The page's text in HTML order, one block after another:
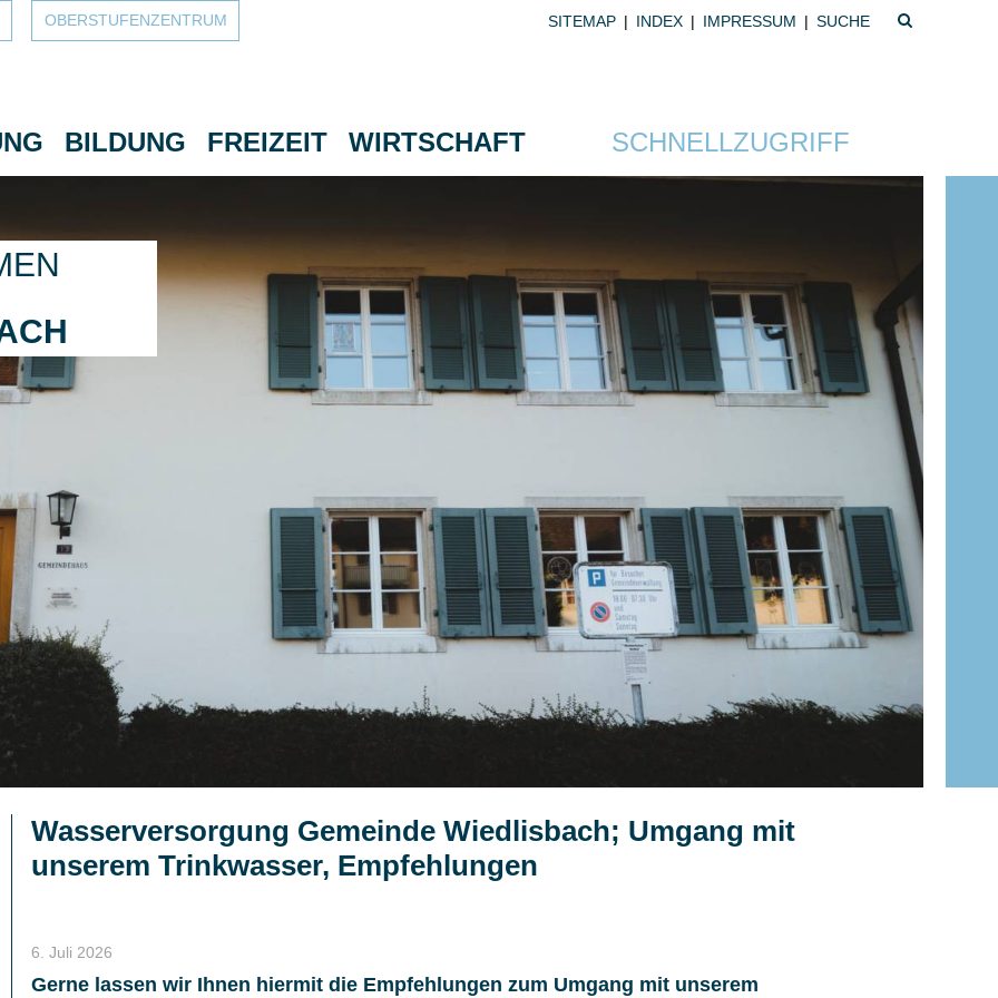
OBERSTUFEN­ZENTRUM
SUCHBEGRIFF
Suchbegriff
SITEMAP | INDEX | IMPRESSUM |
BILDUNG FREIZEIT WIRTSCHAFT SCHNELLZUGRIFF
Wasserversorgung Gemeinde Wiedlisbach; Umgang mit
unserem Trinkwasser, Empfehlungen
6. Juli 2026
Gerne lassen wir Ihnen hiermit die Empfehlungen zum Umgang mit unserem